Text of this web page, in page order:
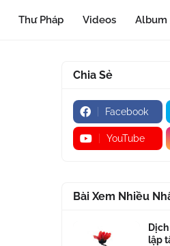
Thư Pháp Videos Album
Chia Sẻ
Facebook
YouTube
Bài Xem Nhiều
lập